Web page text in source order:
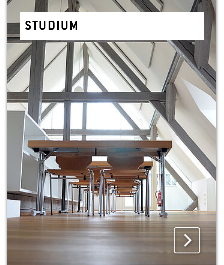
STU­DI­UM